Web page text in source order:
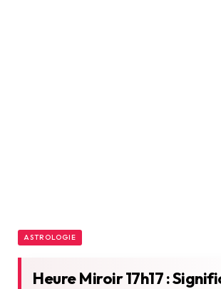
ASTROLOGIE
Heure Miroir 17h17 :